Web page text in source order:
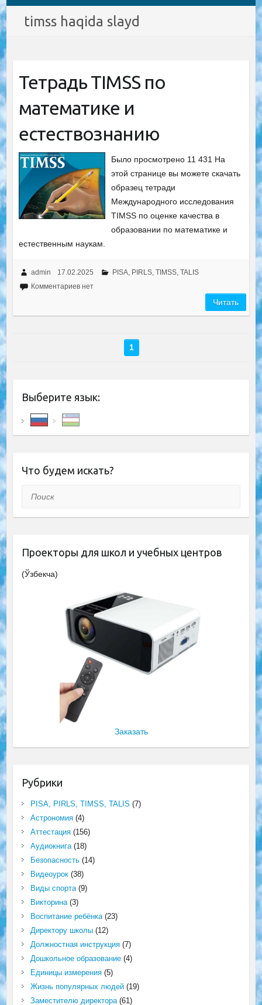
timss haqida slayd
Тетрадь TIMSS по
математике и
естествознанию
Было просмотрено 11 431 На
этой странице вы можете скачать
образец тетради
Международного исследования
TIMSS по оценке качества в
образовании по математике и
естественным наукам.
admin 17.02.2025
PISA, PIRLS, TIMSS, TALIS
Комментариев нет
Читать
1
Выберите язык:
Что будем искать?
Поиск
Проекторы для школ и учебных центров
(Ўзбекча)
Заказать
Рубрики
PISA, PIRLS, TIMSS, TALIS (7)
Астрономия(4)
Аттестация(156)
Аудиокнига(18)
Безопасность(14)
Видеоурок(38)
Виды спорта(9)
Викторина(3)
Воспитание ребёнка(23)
Директору школы(12)
Должностная инструкция(7)
Дошкольное образование(4)
Единицы измерения(5)
Жизнь популярных людей(19)
Заместителю директора(61)